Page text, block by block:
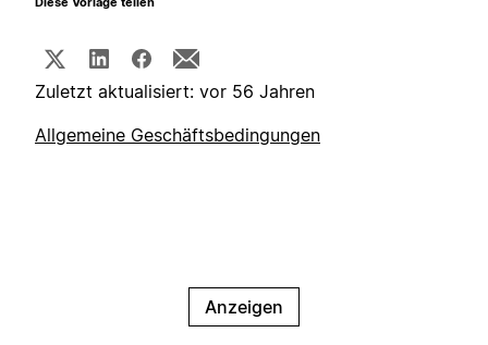
Zuletzt aktualisiert: vor 56 Jahren
Allgemeine Geschäftsbedingungen
Anzeigen